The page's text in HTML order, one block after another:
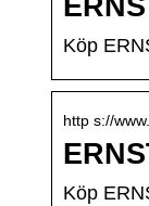
Köp
http s://
Köp